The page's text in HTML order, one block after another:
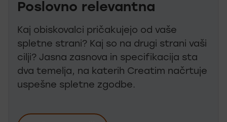
Poslovno relevantna
Kaj obiskovalci pričakujejo od vaše
spletne strani? Kaj so na drugi strani vaši
cilji? Jasna zasnova in specifikacija sta
dva temelja, na katerih Creatim načrtuje
uspešne spletne zgodbe.